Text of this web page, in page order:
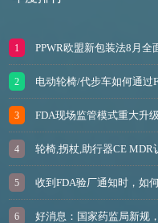
PPWR欧盟新包装法8月
电动轮椅/代步车如何通过
FDA现场监管模式重大升
轮椅,拐杖,助行器CE MDR
收到FDA验厂通知时，如
好消息：国家药监局新规